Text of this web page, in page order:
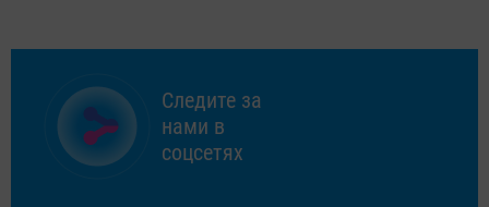
Следите за
нами в
соцсетях